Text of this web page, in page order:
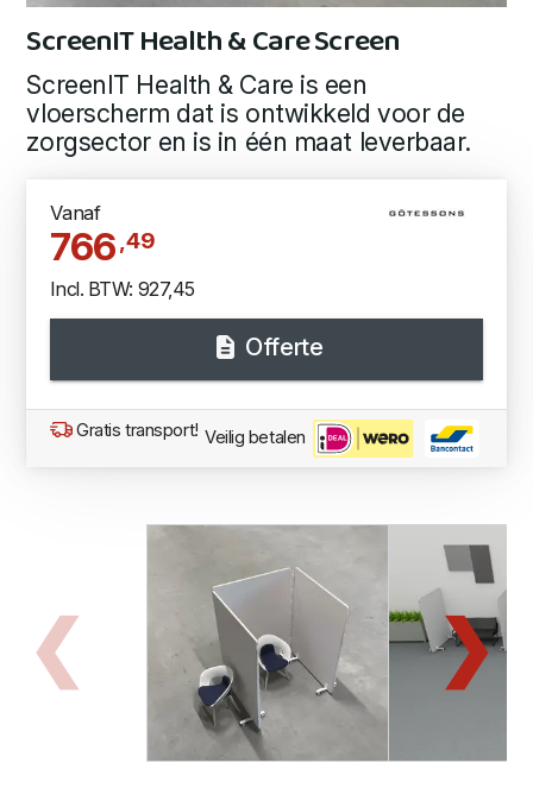
ScreenIT Health & Care Screen
ScreenIT Health & Care is een
vloerscherm dat is ontwikkeld voor de
zorgsector en is in één maat leverbaar.
Vanaf
766,49
Incl. BTW: 927,45
Offerte
Gratis transport! Veilig betalen